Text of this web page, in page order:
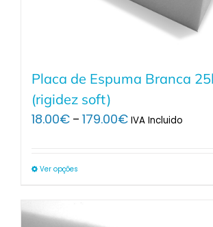
Placa de Espuma Branca
(rigidez soft)
18.00€ – 179.00€Price
IVA Incluido
Ver opções